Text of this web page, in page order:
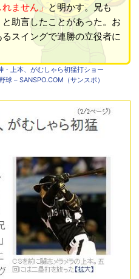
ません」と明かす。兄も
と助言したことがあった。お
スイングで連勝の立役者に
・上本、がむしゃら初猛打ショー
球 – SANSPO.COM（サンスポ）